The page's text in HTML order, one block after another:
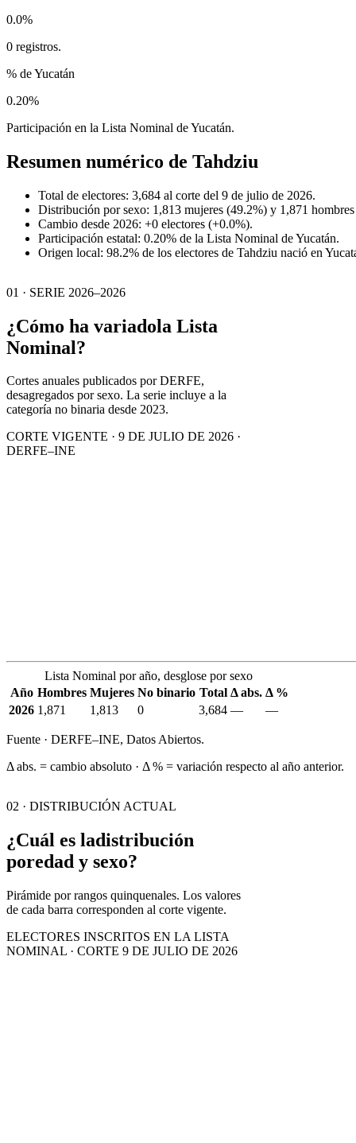
0.0%
0 registros.
% de Yucatán
0.20%
Participación en la Lista Nominal de Yucatán.
Resumen numérico de Tahdziu
Total de electores: 3,684 al corte del 9 de julio de 2026.
Distribución por sexo: 1,813 mujeres (49.2%) y 1,871
Cambio desde 2026: +0 electores (+0.0%).
Participación estatal: 0.20% de la Lista Nominal de Yucatán.
Origen local: 98.2% de los electores de Tahdziu nació en
01 · SERIE 2026–2026
¿Cómo ha variadola Lista
Nominal?
Cortes anuales publicados por DERFE,
desagregados por sexo. La serie incluye a la
categoría no binaria desde 2023.
CORTE VIGENTE · 9 DE JULIO DE 2026 ·
DERFE–INE
Lista Nominal por año, desglose por sexo
Año Hombres Mujeres No binario Total Δ abs. Δ %
2026 1,871 1,813 0 3,684 — —
Fuente · DERFE–INE, Datos Abiertos.
Δ abs. = cambio absoluto · Δ % = variación respecto al año anterior.
02 · DISTRIBUCIÓN ACTUAL
¿Cuál es ladistribución
poredad y sexo?
Pirámide por rangos quinquenales. Los valores
de cada barra corresponden al corte vigente.
ELECTORES INSCRITOS EN LA LISTA
NOMINAL · CORTE 9 DE JULIO DE 2026